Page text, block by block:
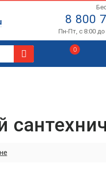
8 800
Пн-Пт, с 8:00
0